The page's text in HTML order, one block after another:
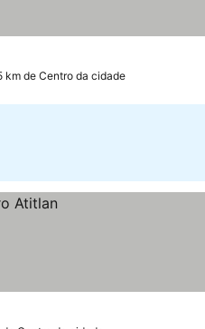
km de Centro da cidade